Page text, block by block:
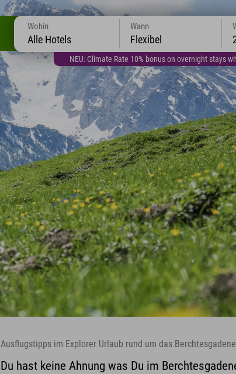
NEU: Climate Rate 10% bonus on overnight stays
Wohin
Alle Hotels
Wann
Flexibel
Ausflugstipps im Explorer Urlaub rund um das
Du hast keine Ahnung was Du im